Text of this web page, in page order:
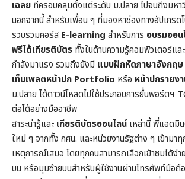
เฉลย ที่ครอบคลุมตั้งแต่ระดับ ม.ปลาย ไปจนถึงมหา
นอกจากนี้ สำหรับเพื่อน ๆ ที่มองหาช่องทางอัปเกร
รวบรวมคอร์ส E-learning สำหรับการ อบรมออน
ฟรีได้เกียรติบัตร ทั้งในด้านความรู้คอมพิวเตอร์แล
กำลังมาแรง รวมถึงยังมี แบบฝึกหัดภาษาอังกฤษ
เท็มเพลตหน้าปก Portfolio หรือ หน้าปกรายง
ม.ปลาย ได้ดาวน์โหลดไปใช้ประกอบการยื่นพอร์ตฯ
ต่อได้อย่างมืออาชีพ
สาระน่ารู้และ เกียรติบัตรออนไลน์เหล่านี้ พี่แอดมิ
ใหม่ ๆ จากทั้ง กศน. และหน่วยงานรัฐต่าง ๆ เข้ามา
เหตุการณ์เสมอ โดยทุกคนสามารถเลือกเข้าชมได้ง่
บน หรือมุมซ้ายบนสำหรับผู้ใช้งานผ่านโทรศัพท์มือถื